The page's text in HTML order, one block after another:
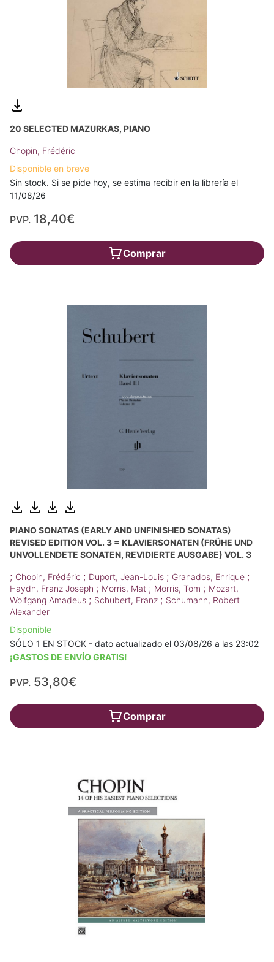
20 SELECTED MAZURKAS, PIANO
Chopin, Frédéric
Disponible en breve
Sin stock. Si se pide hoy, se estima recibir en la librería el
11/08/26
PVP. 18,40€
Comprar
PIANO SONATAS (EARLY AND UNFINISHED SONATAS)
REVISED EDITION VOL. 3 = KLAVIERSONATEN (FRÜHE UND
UNVOLLENDETE SONATEN, REVIDIERTE AUSGABE) VOL. 3
; Chopin, Frédéric ; Duport, Jean-Louis ; Granados, Enrique ;
Haydn, Franz Joseph ; Morris, Mat ; Morris, Tom ; Mozart,
Wolfgang Amadeus ; Schubert, Franz ; Schumann, Robert
Alexander
Disponible
SÓLO 1 EN STOCK - dato actualizado el 03/08/26 a las 23:02
¡GASTOS DE ENVÍO GRATIS!
PVP. 53,80€
Comprar